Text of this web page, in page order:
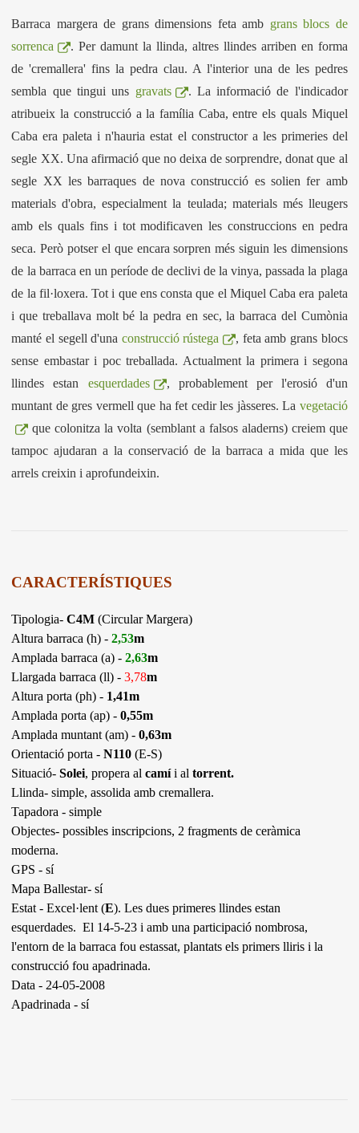
Barraca margera de grans dimensions feta amb grans blocs de
sorrenca
. Per damunt la llinda, altres llindes arriben en forma
de 'cremallera' fins la pedra clau. A l'interior una de les pedres
sembla que tingui uns gravats
. La informació de l'indicador
atribueix la construcció a la família Caba, entre els quals Miquel
Caba era paleta i n'hauria estat el constructor a les primeries del
segle XX. Una afirmació que no deixa de sorprendre, donat que al
segle XX les barraques de nova construcció es solien fer amb
materials d'obra, especialment la teulada; materials més lleugers
amb els quals fins i tot modificaven les construccions en pedra
seca. Però potser el que encara sorpren més siguin les dimensions
de la barraca en un període de declivi de la vinya, passada la plaga
de la fil·loxera. Tot i que ens consta que el Miquel Caba era paleta
i que treballava molt bé la pedra en sec, la barraca del Cumònia
manté el segell d'una construcció rústega
, feta amb grans blocs
sense embastar i poc treballada. Actualment la primera i segona
llindes estan esquerdades
, probablement per l'erosió d'un
muntant de gres vermell que ha fet cedir les jàsseres. La vegetació
que colonitza la volta (semblant a falsos aladerns) creiem que
tampoc ajudaran a la conservació de la barraca a mida que les
arrels creixin i aprofundeixin.
CARACTERÍSTIQUES
Tipologia-C4M (Circular Margera)
Altura barraca (h) -2,53m
Amplada barraca (a) - 2,63m
Llargada barraca (ll) -3,78m
Altura porta (ph) - 1,41m
Amplada porta (ap) -0,55m
Amplada muntant (am) -0,63m
Orientació porta -N110 (E-S)
Situació-Solei, propera alcamíi al torrent.
Llinda- simple, assolida amb cremallera.
Tapadora - simple
Objectes- possibles inscripcions, 2 fragments de ceràmica
moderna.
GPS - sí
Mapa Ballestar- sí
Estat - Excel·lent (E). Les dues primeres llindes estan
esquerdades. El 14-5-23 i amb una participació nombrosa,
l'entorn de la barraca fou estassat, plantats els primers lliris i la
construcció fou apadrinada.
Data - 24-05-2008
Apadrinada - sí